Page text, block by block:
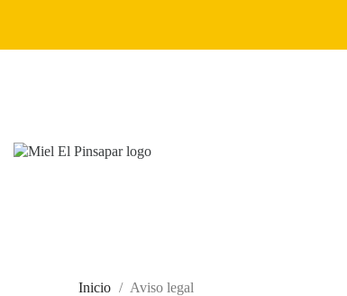
Inicio Aviso legal